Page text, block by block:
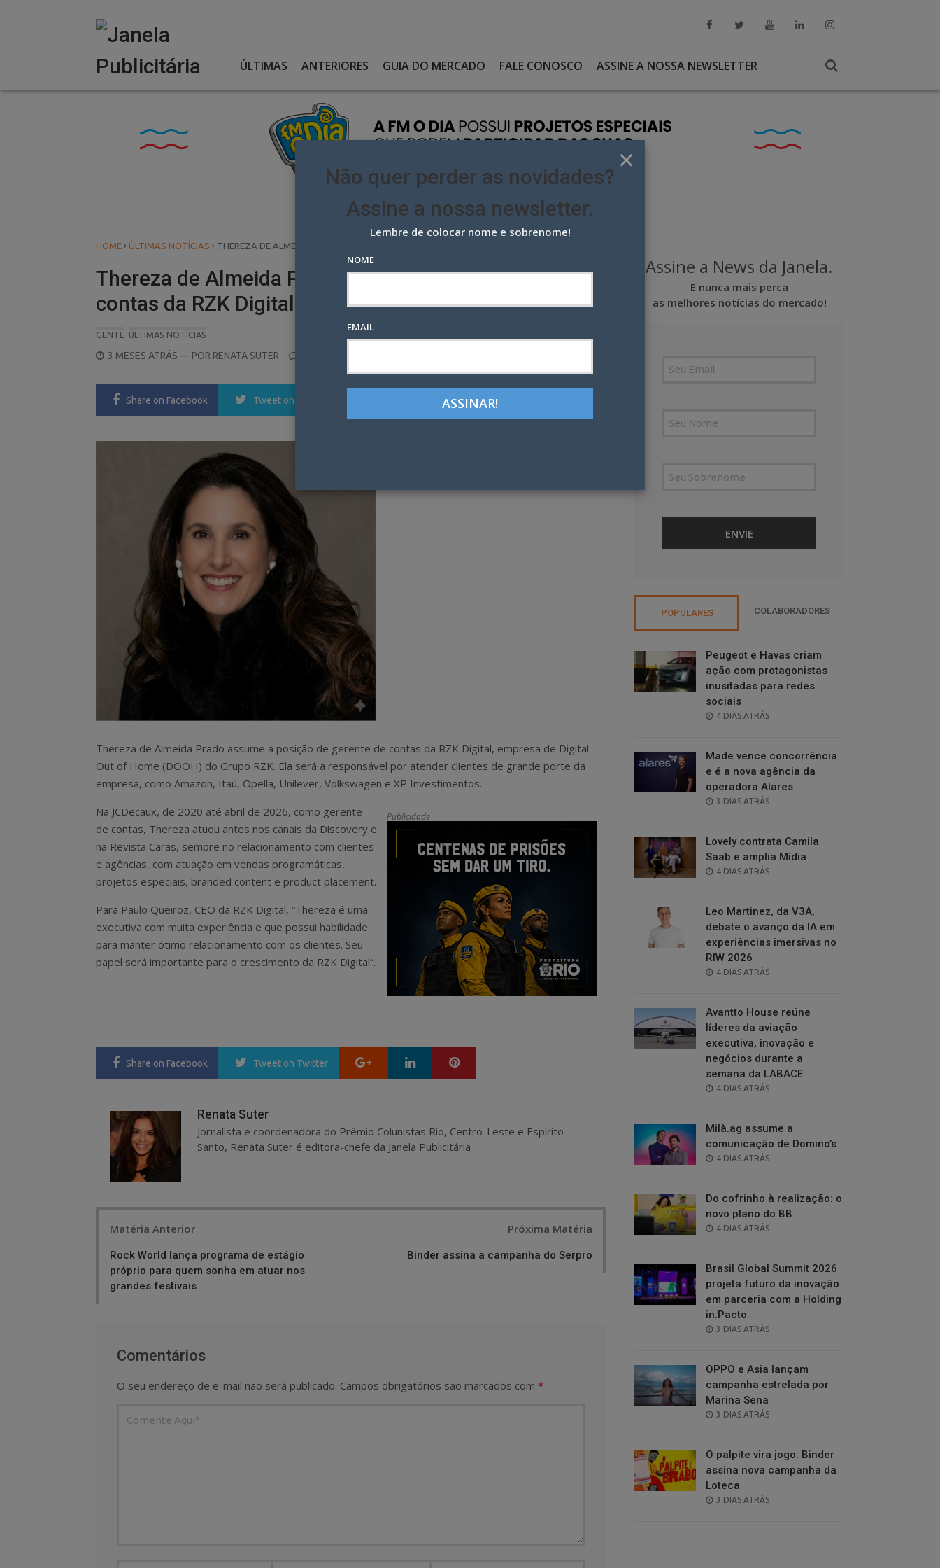
ÚLTIMAS ANTERIORES GUIA DO MERCADO FALE CONOSCO ASSINE A NOSSA NEWSLETTER
HOME › ÚLTIMAS NOTÍCIAS › THEREZA DE ALMEIDA PRADO ASSUME A GERÊNCIA DE CONTAS DA RZK DIGITAL
Thereza de Almeida Prado assume a gerência de
contas da RZK Digital
GENTE ÚLTIMAS NOTÍCIAS
POSTED
3 MESES ATRÁS — POR RENATA SUTER
Share on Facebook Tweet on Twitter LinkedIn Pinterest
Thereza de Almeida Prado assume a posição de gerente de contas da RZK Digital, empresa de Digital
Out of Home (DOOH) do Grupo RZK. Ela será a responsável por atender clientes de grande porte da
empresa, como Amazon, Itaú, Opella, Unilever, Volkswagen e XP Investimentos.
Publicidade
Na JCDecaux, de 2020 até abril de 2026, como gerente
de contas, Thereza atuou antes nos canais da Discovery e
na Revista Caras, sempre no relacionamento com clientes
e agências, com atuação em vendas programáticas,
projetos especiais, branded content e product placement.
Para Paulo Queiroz, CEO da RZK Digital, “Thereza é uma
executiva com muita experiência e que possui habilidade
para manter ótimo relacionamento com os clientes. Seu
papel será importante para o crescimento da RZK Digital”.
Share on Facebook Tweet on Twitter Google+ LinkedIn
Renata Suter
Jornalista e coordenadora do Prêmio Colunistas Rio, Centro-Leste e Espírito
Santo, Renata Suter é editora-chefe da Janela Publicitária
Matéria Anterior
Rock World lança programa de estágio
próprio para quem sonha em atuar nos
grandes festivais
Próxima Matéria
Binder assina a campanha do Serpro
Comentários
O seu endereço de e-mail não será publicado. Campos obrigatórios são marcados com *
Assine a News da Janela.
E nunca mais perca
as melhores notícias do mercado!
POPULARES COLABORADORES
Peugeot e Havas criam
ação com protagonistas
inusitadas para redes
sociais
POSTED
4 DIAS ATRÁS
Made vence concorrência
e é a nova agência da
operadora Alares
POSTED
3 DIAS ATRÁS
Lovely contrata Camila
Saab e amplia Mídia
POSTED
4 DIAS ATRÁS
Leo Martinez, da V3A,
debate o avanço da IA em
experiências imersivas no
RIW 2026
POSTED
4 DIAS ATRÁS
Avantto House reúne
líderes da aviação
executiva, inovação e
negócios durante a
semana da LABACE
POSTED
4 DIAS ATRÁS
Milà.ag assume a
comunicação de Domino’s
POSTED
4 DIAS ATRÁS
Do cofrinho à realização: o
novo plano do BB
POSTED
4 DIAS ATRÁS
Brasil Global Summit 2026
projeta futuro da inovação
em parceria com a Holding
in.Pacto
POSTED
3 DIAS ATRÁS
OPPO e Asia lançam
campanha estrelada por
Marina Sena
POSTED
3 DIAS ATRÁS
O palpite vira jogo: Binder
assina nova campanha da
Loteca
POSTED
3 DIAS ATRÁS
×
Não quer perder as novidades?
Assine a nossa newsletter.
Lembre de colocar nome e sobrenome!
NOME
EMAIL